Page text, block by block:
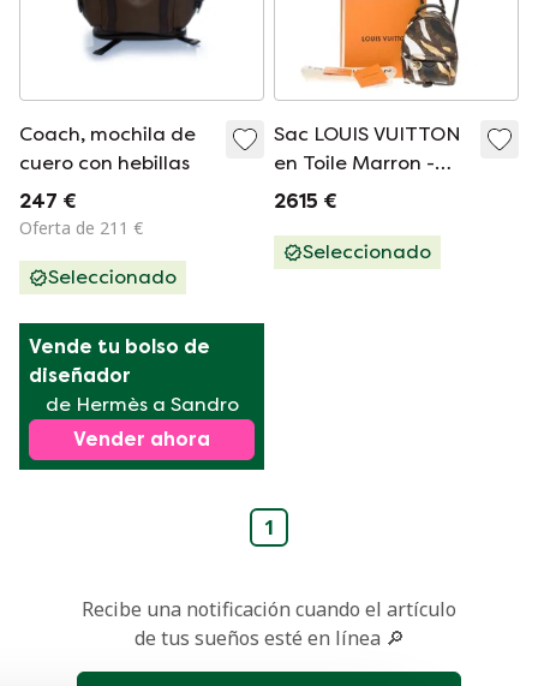
Coach, mochila de
cuero con hebillas
247 €
Oferta de 211 €
Seleccionado
Sac LOUIS VUITTON
en Toile Marron -
100965
2615 €
Seleccionado
Vende tu bolso de
diseñador
de Hermès a Sandro
Vender ahora
1
Recibe una notificación cuando el artículo
de tus sueños esté en línea 🔎